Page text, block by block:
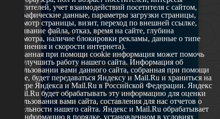
Телефон: +7 (3496) 35-37-49
E-mail: udsm@noyabrsk.yanao.ru
Другие ресурсы
Администрация города Ноябрьска
Департамент образования города Ноябрьска
Департамент молодежной политики и туризма ЯНАО
Окружной молодежный центр
Федеральное агенство по делам молодежи
Туристско-информационный центр Ноябрьска
посетителей, учет взаимодействий посетителя с сайтом,
географические данные, параметры загрузки страницы,
просмотр страницы, визит, переход по внешней ссылке,
cкачивание файла, отказ, время на сайте, глубина
просмотра, наличие блокировки рекламы, данные о типе
соединения и скорости интернета).
Собранная при помощи cookie информация может помочь
нам улучшить работу нашего сайта. Информация об
использовании вами данного сайта, собранная при помощи
cookie, будет передаваться Яндексу и Mail.Ru и храниться на
сервере Яндекса и Mail.Ru в Российской Федерации. Яндекс
и Mail.Ru будет обрабатывать эту информацию для оценки
использования вами сайта, составления для нас отчетов о
деятельности нашего сайта. Яндекс и Mail.Ru обрабатывает
эту информацию в порядке, установленном в условиях